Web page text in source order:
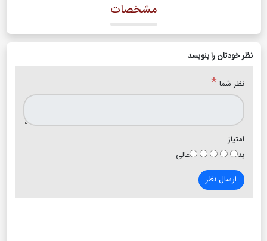
مشخصات
نظر خودتان را بنویسد
نظر شما *
امتیاز
بد
عالی
ارسال نظر